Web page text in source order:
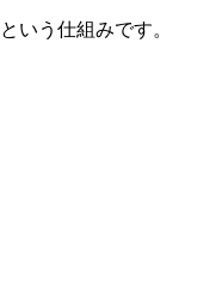
という仕組みです。